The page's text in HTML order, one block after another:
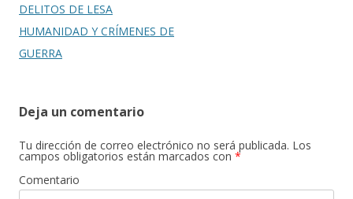
entradas
DELITOS DE LESA
HUMANIDAD Y CRÍMENES DE
GUERRA
Deja un comentario
Tu dirección de correo electrónico no será publicada. Los
campos obligatorios están marcados con *
Comentario